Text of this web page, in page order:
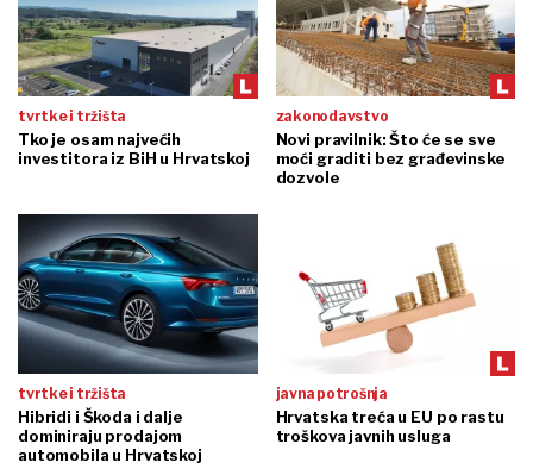
tvrtke i tržišta
Tko je osam najvećih
investitora iz BiH u Hrvatskoj
zakonodavstvo
Novi pravilnik: Što će se sve
moći graditi bez građevinske
dozvole
tvrtke i tržišta
Hibridi i Škoda i dalje
dominiraju prodajom
automobila u Hrvatskoj
javna potrošnja
Hrvatska treća u EU po rastu
troškova javnih usluga